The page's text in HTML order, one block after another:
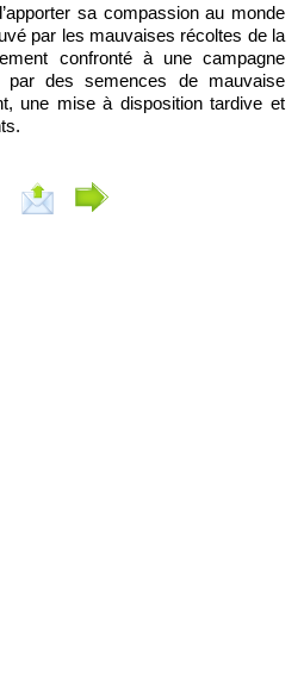
sa compassion au monde
par les mauvaises récoltes de la
confronté à une campagne
par des semences de mauvaise
une mise à disposition tardive et